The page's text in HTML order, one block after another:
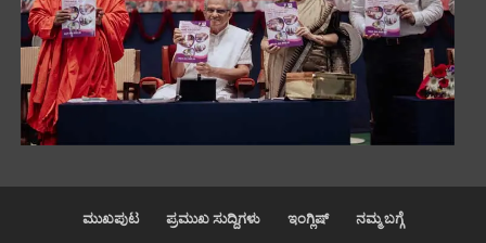
ಮುಖಪುಟ ಪ್ರಮುಖ ಸುದ್ದಿಗಳು ಇಂಗ್ಲಿಷ್ ನಮ್ಮ ಬಗ್ಗೆ